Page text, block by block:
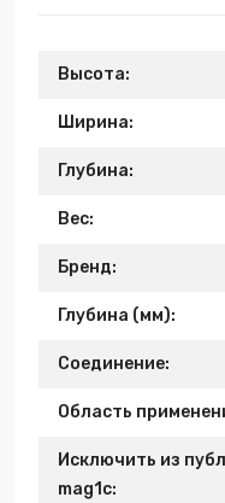
Высота:
Ширина:
Глубина:
Вес:
Бренд:
Глубина (мм):
Соединение:
Область
Исключить из
mag1c: